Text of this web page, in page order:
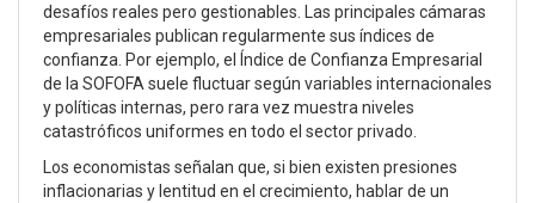
desafíos reales pero gestionables. Las principales cámaras
empresariales publican regularmente sus índices de
confianza. Por ejemplo, el Índice de Confianza Empresarial
de la SOFOFA suele fluctuar según variables internacionales
y políticas internas, pero rara vez muestra niveles
catastróficos uniformes en todo el sector privado.
Los economistas señalan que, si bien existen presiones
inflacionarias y lentitud en el crecimiento, hablar de un